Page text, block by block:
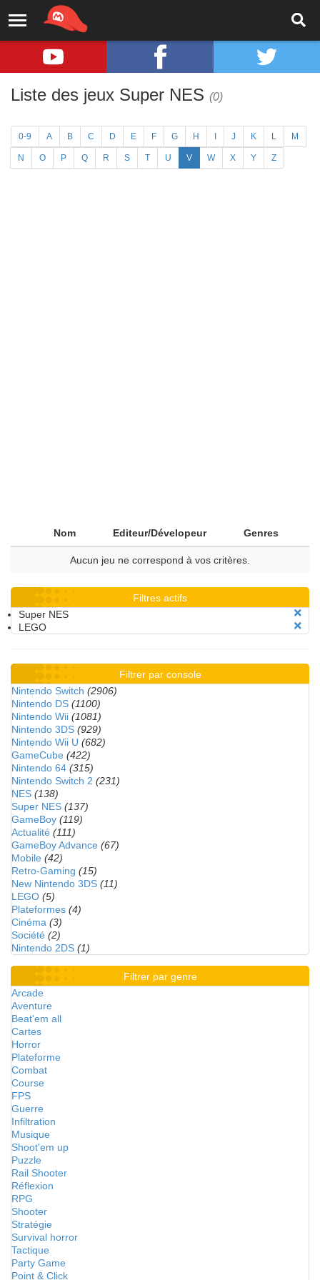
Liste des jeux Super NES (0)
0-9 A B C D E F G H J K L M
N O P Q R S T U V W X Y Z
Nom Editeur/Dévelopeur Genres
Aucun jeu ne correspond à vos critères.
Filtres actifs
Super NES
LEGO
Filtrer par console
Nintendo Switch (2906)
Nintendo DS (1100)
Nintendo Wii (1081)
Nintendo 3DS (929)
Nintendo Wii U (682)
GameCube (422)
Nintendo 64 (315)
Nintendo Switch 2 (231)
NES (138)
Super NES (137)
GameBoy (119)
Actualité (111)
GameBoy Advance (67)
Mobile (42)
Retro-Gaming (15)
New Nintendo 3DS (11)
LEGO (5)
Plateformes (4)
Cinéma (3)
Société (2)
Nintendo 2DS (1)
Filtrer par genre
Arcade
Aventure
Beat'em all
Cartes
Horror
Plateforme
Combat
Course
FPS
Guerre
Infiltration
Musique
Shoot'em up
Puzzle
Rail Shooter
Réflexion
RPG
Shooter
Stratégie
Survival horror
Tactique
Party Game
Point & Click